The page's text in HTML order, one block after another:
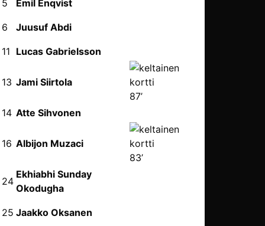
5
Emil Enqvist
6 Juusuf Abdi
11 Lucas Gabrielsson
13 Jami Siirtola
87’
14 Atte Sihvonen
16 Albijon Muzaci
83’
24
Ekhiabhi Sunday
Okodugha
25 Jaakko Oksanen